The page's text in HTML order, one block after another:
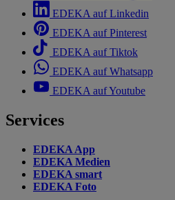
EDEKA auf Linkedin
EDEKA auf Pinterest
EDEKA auf Tiktok
EDEKA auf Whatsapp
EDEKA auf Youtube
Services
EDEKA App
EDEKA Medien
EDEKA smart
EDEKA Foto